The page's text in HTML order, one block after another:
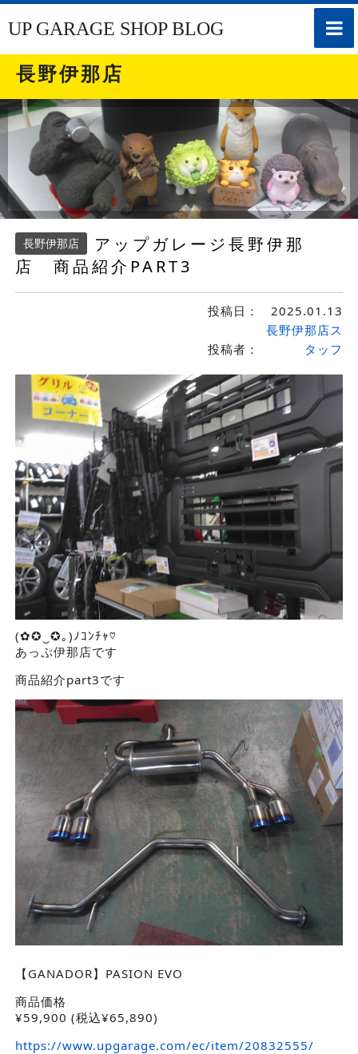
toggle
UP GARAGE SHOP BLOG
長野伊那店
長野伊那店
アップガレージ長野伊那
店 商品紹介PART3
投稿日： 2025.01.13
投稿者：
長野伊那店ス
タッフ
(✿✪‿✪｡)ﾉｺﾝﾁｬ♡
あっぷ伊那店です
商品紹介part3です
【GANADOR】PASION EVO
商品価格
¥59,900 (税込¥65,890)
https://www.upgarage.com/ec/item/20832555/